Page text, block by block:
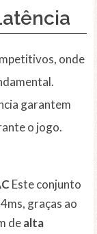
onde
garantem
o jogo.
Este conjunto
graças ao
dealta